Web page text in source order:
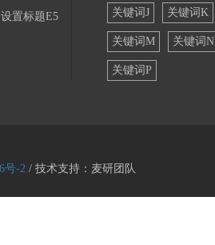
置标题E5
关键词J 关键词K
关键词M 关键词N
关键词P
号-2/ 技术支持：麦研团队